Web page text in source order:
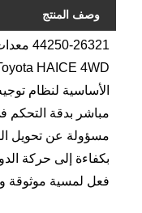
وصف المنتج
الأساسية لنظام
مباشر بدقة التحكم
مسؤولة عن تحويل
بكفاءة إلى حركة
فعل لمسية موثوقة